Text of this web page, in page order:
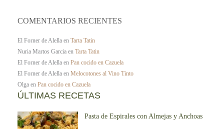
COMENTARIOS RECIENTES
El Forner de Alella en Tarta Tatin
Nuria Martos Garcia en Tarta Tatin
El Forner de Alella en Pan cocido en Cazuela
El Forner de Alella en Melocotones al Vino Tinto
Olga en Pan cocido en Cazuela
ÚLTIMAS RECETAS
Pasta de Espirales con Almejas y Anchoas